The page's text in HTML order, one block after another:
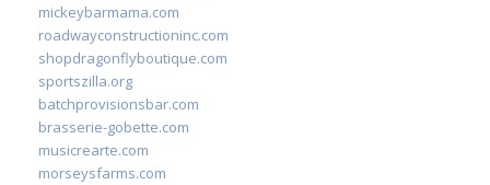
mickeybarmama.com
roadwayconstructioninc.com
shopdragonflyboutique.com
sportszilla.org
batchprovisionsbar.com
brasserie-gobette.com
musicrearte.com
morseysfarms.com